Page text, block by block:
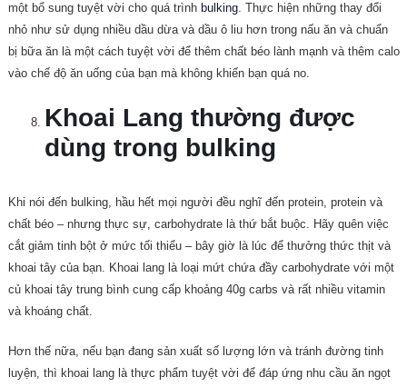
một bổ sung tuyệt vời cho quá trình bulking. Thực hiện những thay đổi
nhỏ như sử dụng nhiều dầu dừa và dầu ô liu hơn trong nấu ăn và chuẩn
bị bữa ăn là một cách tuyệt vời để thêm chất béo lành mạnh và thêm calo
vào chế độ ăn uống của bạn mà không khiến bạn quá no.
Khoai Lang thường được
dùng trong bulking
Khi nói đến bulking, hầu hết mọi người đều nghĩ đến protein, protein và
chất béo – nhưng thực sự, carbohydrate là thứ bắt buộc. Hãy quên việc
cắt giảm tinh bột ở mức tối thiểu – bây giờ là lúc để thưởng thức thịt và
khoai tây của bạn. Khoai lang là loại mứt chứa đầy carbohydrate với một
củ khoai tây trung bình cung cấp khoảng 40g carbs và rất nhiều vitamin
và khoáng chất.
Hơn thế nữa, nếu bạn đang sản xuất số lượng lớn và tránh đường tinh
luyện, thì khoai lang là thực phẩm tuyệt vời để đáp ứng nhu cầu ăn ngọt